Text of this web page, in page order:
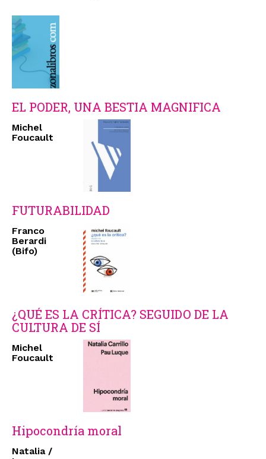
EL PODER, UNA BESTIA MAGNIFICA
Michel
Foucault
FUTURABILIDAD
Franco
Berardi
(Bifo)
¿QUÉ ES LA CRÍTICA? SEGUIDO DE LA
CULTURA DE SÍ
Michel
Foucault
Hipocondría moral
Natalia /